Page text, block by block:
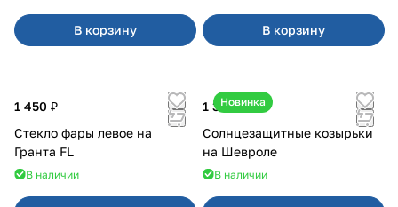
В корзину В корзину
1 450 ₽
Стекло фары левое на
Гранта FL
В наличии
Новинка
1 350 ₽
Солнцезащитные козырьки
на Шевроле
В наличии